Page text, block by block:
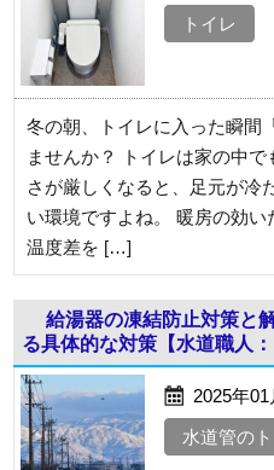
トイレ
冬の朝、トイレに入った瞬間
ませんか？ トイレは家の中
さが厳しくなると、足元が冷
い環境ですよね。 暖房の効い
温度差を […]
給湯器の凍結防止対策と
る具体的な対策【水道職人：
2025年01
水道管の